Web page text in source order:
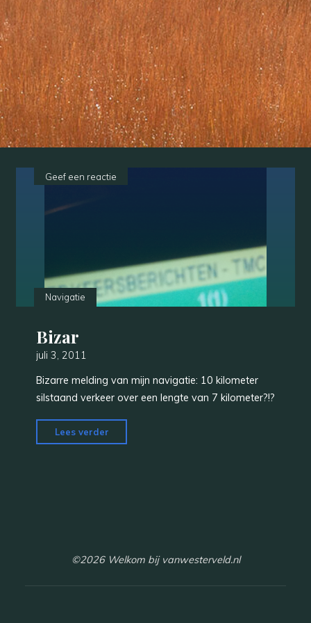
Navigatie
Geef een reactie
Bizar
juli 3, 2011
Bizarre melding van mijn navigatie: 10 kilometer
silstaand verkeer over een lengte van 7 kilometer?!?
Lees verder
©2026 Welkom bij vanwesterveld.nl